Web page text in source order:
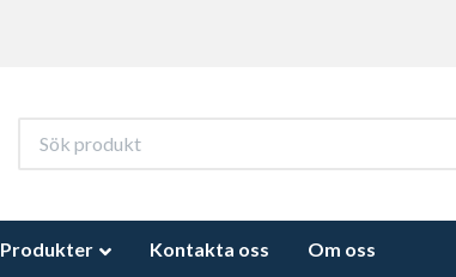
Produkter Kontakta oss Om oss